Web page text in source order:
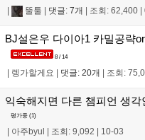
뚤툴 댓글: 7개 조회: 62,400
BJ설은우 다이아1 카밀공략
8 / 14
| 렝가할게요 | 댓글: 20개 | 조회:
익숙해지면 다른 챔피언 생각
평가중 (1)
| 아주byul | 조회: 9,092 | 10-03